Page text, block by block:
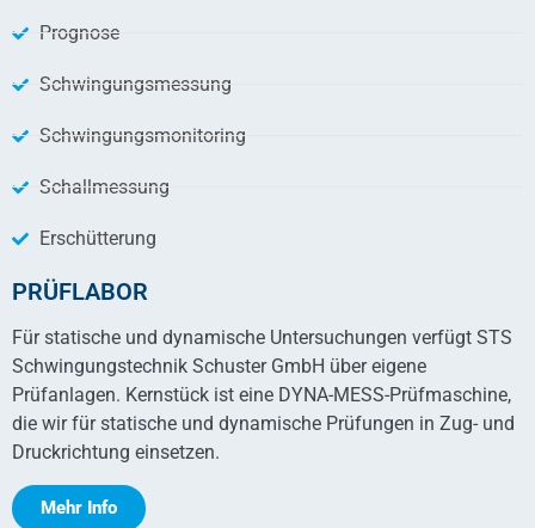
Prognose
Schwingungsmessung
Schwingungsmonitoring
Schallmessung
Erschütterung
PRÜFLABOR
Für statische und dynamische Untersuchungen verfügt STS
Schwingungstechnik Schuster GmbH über eigene
Prüfanlagen. Kernstück ist eine DYNA-MESS-Prüfmaschine,
die wir für statische und dynamische Prüfungen in Zug- und
Druckrichtung einsetzen.
Mehr Info